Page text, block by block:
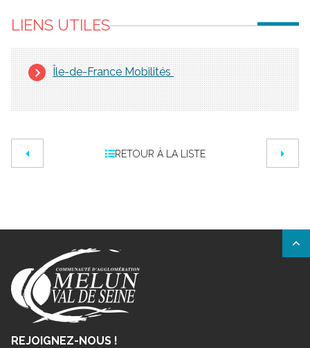
LIENS UTILES
Île-de-France Mobilités
RETOUR À LA LISTE
REJOIGNEZ-NOUS !